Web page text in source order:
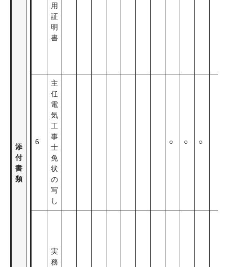
添
付
書
類
用
証
明
書
6
主
任
電
気
工
事
士
免
状
の
写
し
○ ○ ○
実
務